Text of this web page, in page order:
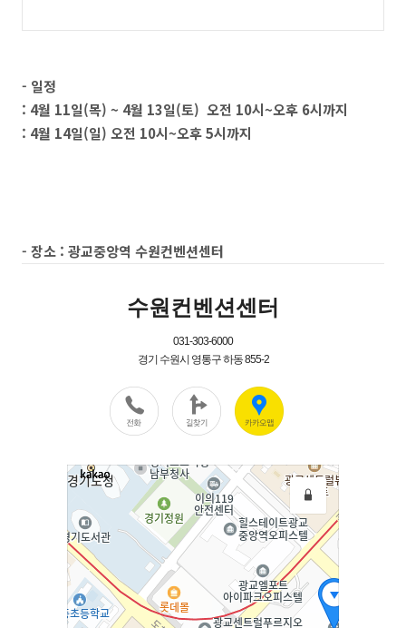
- 일정
: 4월 11일(목) ~ 4월 13일(토) 오전 10시~오후 6시까지
: 4월 14일(일) 오전 10시~오후 5시까지
- 장소 : 광교중앙역 수원컨벤션센터